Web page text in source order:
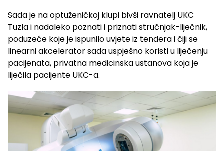
Sada je na optuženičkoj klupi bivši ravnatelj UKC
Tuzla i nadaleko poznati i priznati stručnjak-liječnik,
poduzeće koje je ispunilo uvjete iz tendera i čiji se
linearni akcelerator sada uspješno koristi u liječenju
pacijenata, privatna medicinska ustanova koja je
liječila pacijente UKC-a.